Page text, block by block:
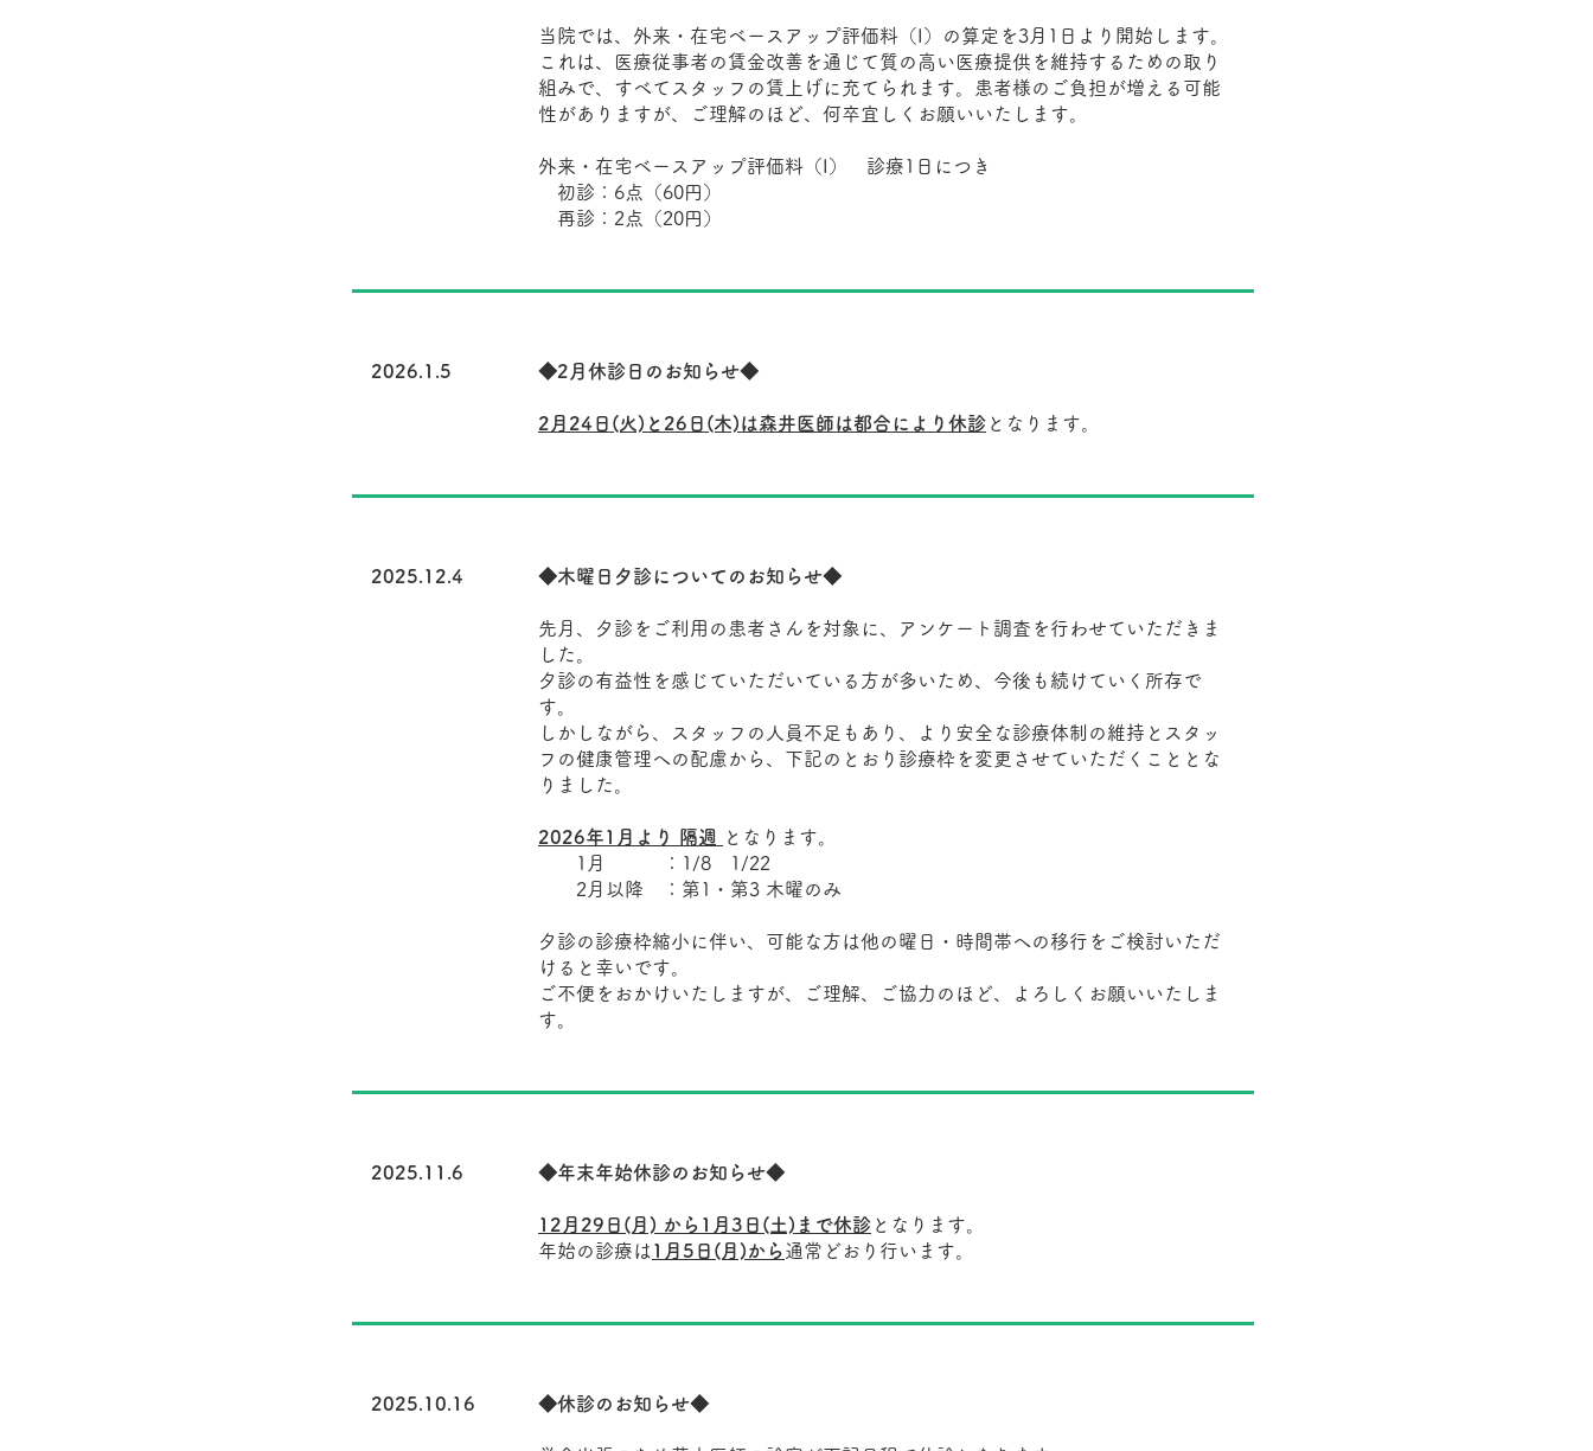
当院では、外来・在宅ベースアップ評価料（I）の算定を3月1日より開始します。
これは、医療従事者の賃金改善を通じて質の高い医療提供を維持するための取り
組みで、すべてスタッフの賃上げに充てられます。患者様のご負担が増える可能
性がありますが、ご理解のほど、何卒宜しくお願いいたします。
外来・在宅ベースアップ評価料（I） 診療1日につき
初診：6点（60円）
再診：2点（20円）
2026.1.5 ◆2月休診日のお知らせ◆
2月24日(火)と26日(木)は森井医師は都合により休診 となります。
2025.12.4 ◆木曜日夕診についてのお知らせ◆
先月、夕診をご利用の患者さんを対象に、アンケート調査を行わせていただきま
した。
夕診の有益性を感じていただいている方が多いため、今後も続けていく所存で
す。
しかしながら、スタッフの人員不足もあり、より安全な診療体制の維持とスタッ
フの健康管理への配慮から、下記のとおり診療枠を変更させていただくこととな
りました。
2026年1月より 隔週
となります。
1月 ：1/8 1/22
2月以降 ：第1・第3 木曜のみ
夕診の診療枠縮小に伴い、可能な方は他の曜日・時間帯への移行をご検討いただ
けると幸いです。
ご不便をおかけいたしますが、ご理解、ご協力のほど、よろしくお願いいたしま
す。
2025.11.6 ◆年末年始休診のお知らせ◆
12月29日(月) から1月3日(土)まで休診 となります。
年始の診療は 1月5日(月)から通常どおり行います。
2025.10.16 ◆休診のお知らせ◆